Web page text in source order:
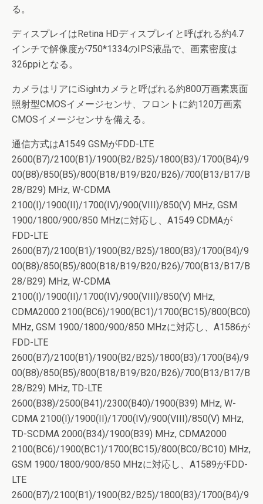
る。
ディスプレイはRetina HDディスプレイと呼ばれる約4.7
インチで解像度が750*1334のIPS液晶で、画素密度は
326ppiとなる。
カメラはリアにiSightカメラと呼ばれる約800万画素裏面
照射型CMOSイメージセンサ、フロントに約120万画素
CMOSイメージセンサを備える。
通信方式はA1549 GSMがFDD-LTE
2600(B7)/2100(B1)/1900(B2/B25)/1800(B3)/1700(B4)/9
00(B8)/850(B5)/800(B18/B19/B20/B26)/700(B13/B17/B
28/B29) MHz, W-CDMA
2100(I)/1900(II)/1700(IV)/900(VIII)/850(V) MHz, GSM
1900/1800/900/850 MHzに対応し、A1549 CDMAが
FDD-LTE
2600(B7)/2100(B1)/1900(B2/B25)/1800(B3)/1700(B4)/9
00(B8)/850(B5)/800(B18/B19/B20/B26)/700(B13/B17/B
28/B29) MHz, W-CDMA
2100(I)/1900(II)/1700(IV)/900(VIII)/850(V) MHz,
CDMA2000 2100(BC6)/1900(BC1)/1700(BC15)/800(BC0)
MHz, GSM 1900/1800/900/850 MHzに対応し、A1586が
FDD-LTE
2600(B7)/2100(B1)/1900(B2/B25)/1800(B3)/1700(B4)/9
00(B8)/850(B5)/800(B18/B19/B20/B26)/700(B13/B17/B
28/B29) MHz, TD-LTE
2600(B38)/2500(B41)/2300(B40)/1900(B39) MHz, W-
CDMA 2100(I)/1900(II)/1700(IV)/900(VIII)/850(V) MHz,
TD-SCDMA 2000(B34)/1900(B39) MHz, CDMA2000
2100(BC6)/1900(BC1)/1700(BC15)/800(BC0/BC10) MHz,
GSM 1900/1800/900/850 MHzに対応し、A1589がFDD-
LTE
2600(B7)/2100(B1)/1900(B2/B25)/1800(B3)/1700(B4)/9